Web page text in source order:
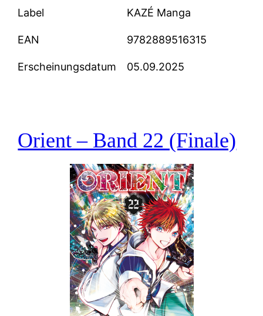
Label KAZÉ Manga
EAN 9782889516315
Erscheinungsdatum 05.09.2025
Orient – Band 22 (Finale)